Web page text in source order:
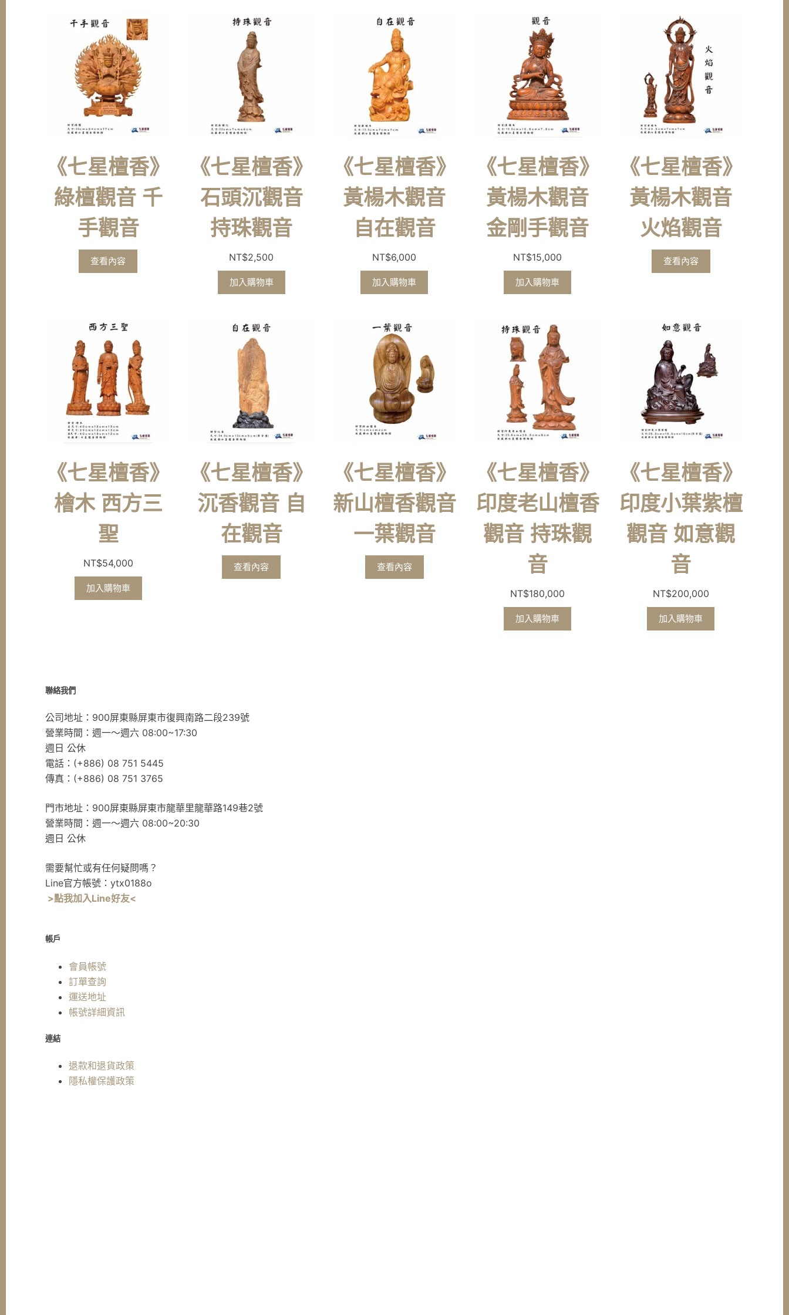
《七星檀香》
綠檀觀音 千
手觀音
查看內容
《七星檀香》
石頭沉觀音
持珠觀音
NT$2,500
加入購物車
《七星檀香》
黃楊木觀音
自在觀音
NT$6,000
加入購物車
《七星檀香》
黃楊木觀音
金剛手觀音
NT$15,000
加入購物車
《七星檀香》
黃楊木觀音
火焰觀音
查看內容
《七星檀香》
檜木 西方三
聖
NT$54,000
加入購物車
《七星檀香》
沉香觀音 自
在觀音
查看內容
《七星檀香》
新山檀香觀音
一葉觀音
查看內容
《七星檀香》
印度老山檀香
觀音 持珠觀
音
NT$180,000
加入購物車
《七星檀香》
印度小葉紫檀
觀音 如意觀
音
NT$200,000
加入購物車
聯絡我們
公司地址：900屏東縣屏東市復興南路二段239號
營業時間：週一～週六 08:00~17:30
週日 公休
電話：(+886) 08 751 5445
傳真：(+886) 08 751 3765
門市地址：900屏東縣屏東市龍華里龍華路149巷2號
營業時間：週一～週六 08:00~20:30
週日 公休
需要幫忙或有任何疑問嗎？
Line官方帳號：ytx0188o
>點我加入Line好友<
帳戶
會員帳號
訂單查詢
運送地址
帳號詳細資訊
連結
退款和退貨政策
隱私權保護政策